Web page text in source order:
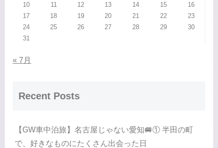
10
11 12 13 14 15
16
17
18 19 20 21 22
23
24
25 26 27 28 29
30
31
« 7月
Recent Posts
【GW車中泊旅】名古屋じゃない愛知🚐① 半田の町
で、好きなものにたくさん出会った日